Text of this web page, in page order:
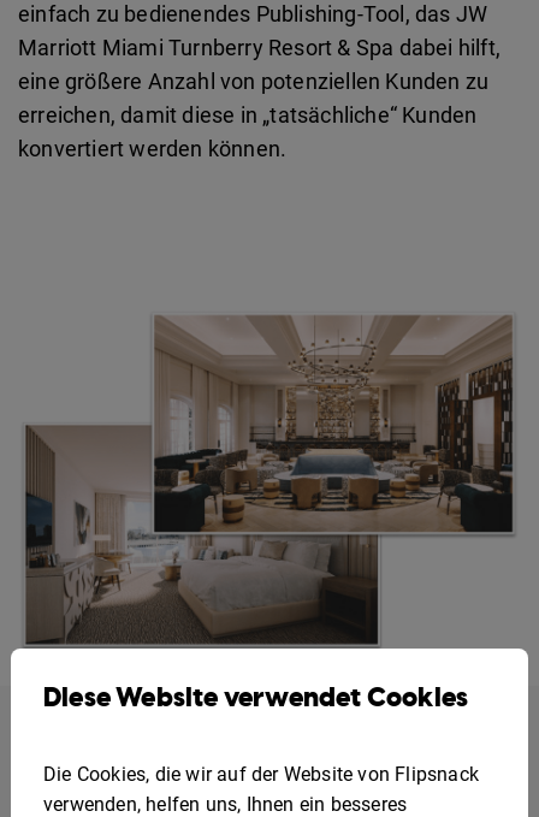
einfach zu bedienendes Publishing-Tool, das JW
Marriott Miami Turnberry Resort & Spa dabei hilft,
eine größere Anzahl von potenziellen Kunden zu
erreichen, damit diese in „tatsächliche“ Kunden
konvertiert werden können.
Diese Website verwendet Cookies
Die Cookies, die wir auf der Website von Flipsnack
verwenden, helfen uns, Ihnen ein besseres